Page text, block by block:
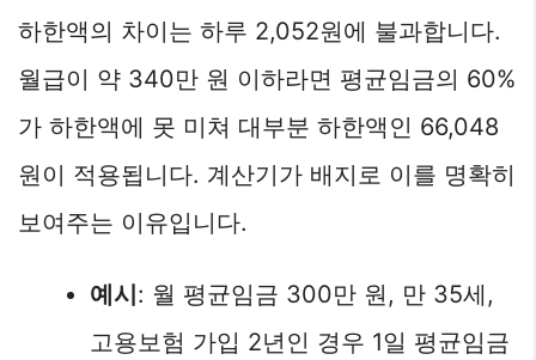
하한액의 차이는 하루 2,052원에 불과합니다.
월급이 약 340만 원 이하라면 평균임금의 60%
가 하한액에 못 미쳐 대부분 하한액인 66,048
원이 적용됩니다. 계산기가 배지로 이를 명확히
보여주는 이유입니다.
예시 : 월 평균임금 300만 원, 만 35세,
고용보험 가입 2년인 경우 1일 평균임금